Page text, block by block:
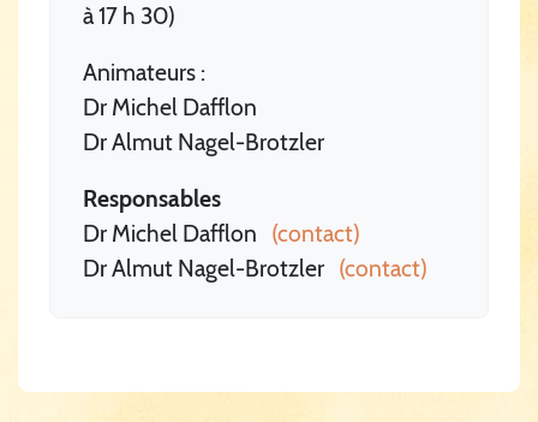
à 17 h 30)
Animateurs :
Dr Michel Dafflon
Dr Almut Nagel-Brotzler
Responsables
Dr Michel Dafflon (contact)
Dr Almut Nagel-Brotzler (contact)